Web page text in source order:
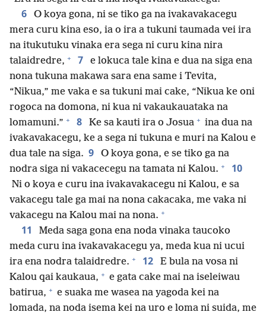
6
O koya gona, ni se tiko ga na ivakavakacegu
mera curu kina eso, ia o ira a tukuni taumada vei ira
na itukutuku vinaka era sega ni curu kina nira
talaidredre, + 7
e lokuca tale kina e dua na siga ena
nona tukuna makawa sara ena same i Tevita,
“Nikua,” me vaka e sa tukuni mai cake, “Nikua ke oni
rogoca na domona, ni kua ni vakaukauataka na
lomamuni.” + 8 Ke sa kauti ira o Josua + ina dua na
ivakavakacegu, ke a sega ni tukuna e muri na Kalou e
dua tale na siga. 9
O koya gona, e se tiko ga na
nodra siga ni vakacecegu na tamata ni Kalou. + 10
Ni o koya e curu ina ivakavakacegu ni Kalou, e sa
vakacegu tale ga mai na nona cakacaka, me vaka ni
vakacegu na Kalou mai na nona. +
11
Meda saga gona ena noda vinaka taucoko
meda curu ina ivakavakacegu ya, meda kua ni ucui
ira ena nodra talaidredre. + 12
E bula na vosa ni
Kalou qai kaukaua, + e gata cake mai na iseleiwau
batirua, + e suaka me wasea na yagoda kei na
lomada, na noda isema kei na uro e loma ni suida, me